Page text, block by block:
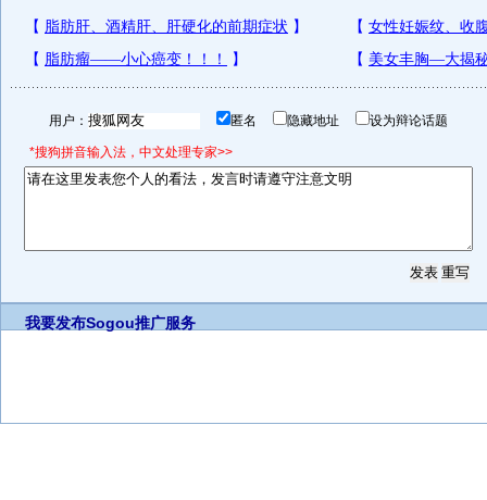
用户： 匿名 隐藏地址 设为辩论话题
*搜狗拼音输入法，中文处理专家>>
我要发布Sogou推广服务